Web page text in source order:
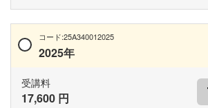
コード:25A340012025
2025年
受講料
17,600 円